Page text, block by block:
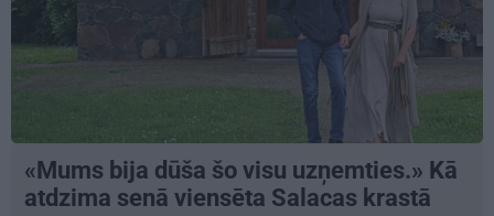
«Mums bija dūša šo visu uzņemties.» Kā
atdzima senā viensēta Salacas krastā